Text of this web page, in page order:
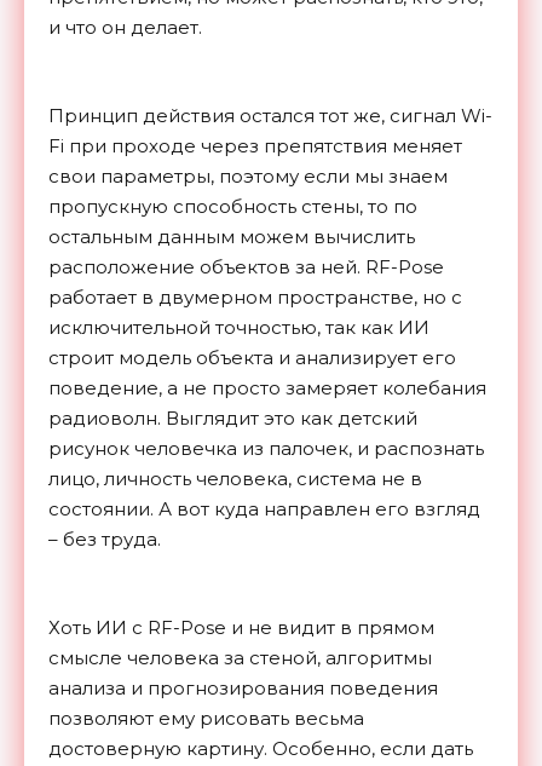
и что он делает.
Принцип действия остался тот же, сигнал Wi-
Fi при проходе через препятствия меняет
свои параметры, поэтому если мы знаем
пропускную способность стены, то по
остальным данным можем вычислить
расположение объектов за ней. RF-Pose
работает в двумерном пространстве, но с
исключительной точностью, так как ИИ
строит модель объекта и анализирует его
поведение, а не просто замеряет колебания
радиоволн. Выглядит это как детский
рисунок человечка из палочек, и распознать
лицо, личность человека, система не в
состоянии. А вот куда направлен его взгляд
– без труда.
Хоть ИИ с RF-Pose и не видит в прямом
смысле человека за стеной, алгоритмы
анализа и прогнозирования поведения
позволяют ему рисовать весьма
достоверную картину. Особенно, если дать